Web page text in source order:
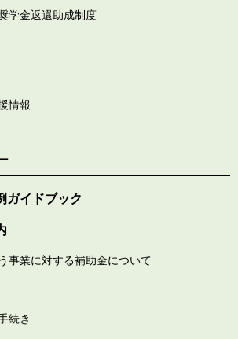
学金返還助成制度
情報
ガイドブック
事業に対する補助金について
続き